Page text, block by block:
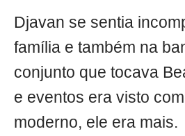
Djavan se sentia
família e também na
conjunto que tocava
e eventos era visto
moderno, ele era mais.